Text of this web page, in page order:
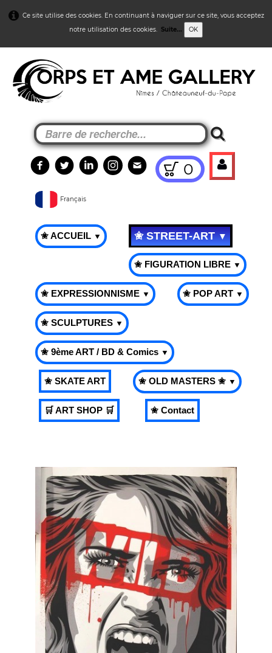
Ce site utilise des cookies. En continuant à naviguer sur ce site, vous acceptez
notre utilisation des cookies. Suite... OK
0
Français
✬ ACCUEIL ▼ ✬ STREET-ART▼
✬ FIGURATION LIBRE ▼
✬ EXPRESSIONNISME ▼ ✬ POP ART ▼
✬ SCULPTURES ▼
✬ 9ème ART / BD & Comics ▼
✬ SKATE ART ✬ OLD MASTERS ✬ ▼
🛒 ART SHOP 🛒 ✬ Contact